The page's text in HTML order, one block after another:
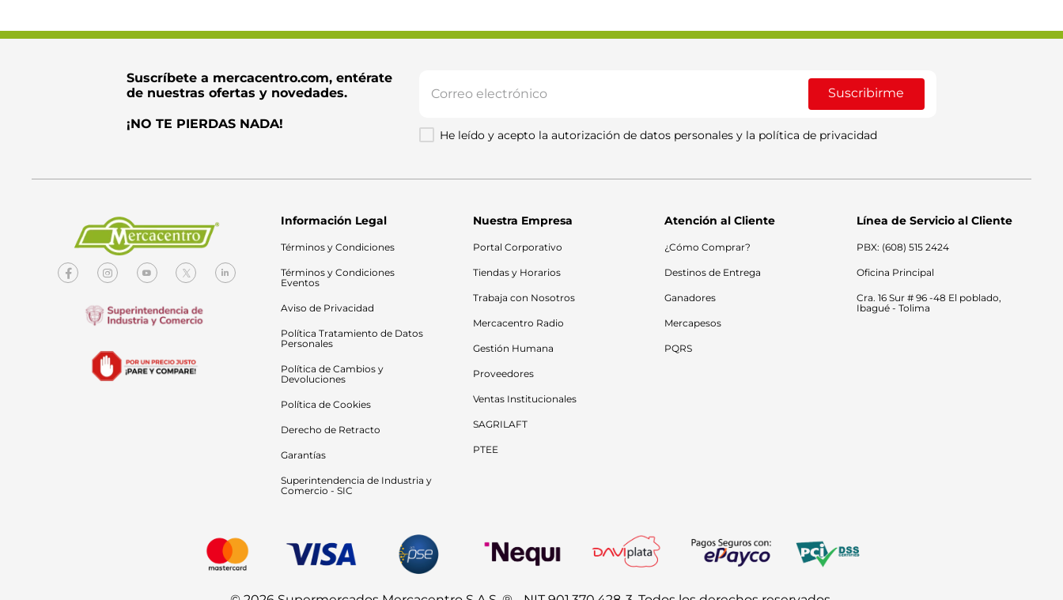
Suscríbete a mercacentro.com, entérate
de nuestras ofertas y novedades.
¡NO TE PIERDAS NADA!
Suscribirme
He leído y acepto la autorización de datos personales y la política de privacidad
Información Legal
Términos y Condiciones
Términos y Condiciones
Eventos
Aviso de Privacidad
Política Tratamiento de Datos
Personales
Política de Cambios y
Devoluciones
Política de Cookies
Derecho de Retracto
Garantías
Superintendencia de Industria y
Comercio - SIC
Nuestra Empresa
Portal Corporativo
Tiendas y Horarios
Trabaja con Nosotros
Mercacentro Radio
Gestión Humana
Proveedores
Ventas Institucionales
SAGRILAFT
PTEE
Atención al Cliente
¿Cómo Comprar?
Destinos de Entrega
Ganadores
Mercapesos
PQRS
Línea de Servicio al Cliente
PBX: (608) 515 2424
Oficina Principal
Cra. 16 Sur # 96 -48 El poblado,
Ibagué - Tolima